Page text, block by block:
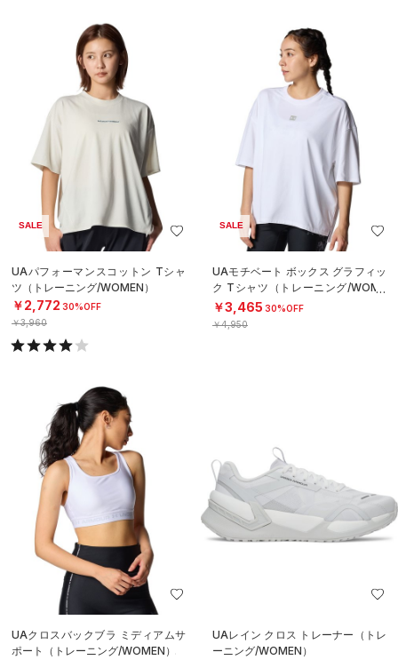
SALE
UAパフォーマンスコットン Tシャ
ツ（トレーニング/WOMEN）
￥2,772 30%OFF
￥3,960
SALE
UAモチベート ボックス グラフィッ
ク Tシャツ（トレーニング/WOME
N）
￥3,465 30%OFF
￥4,950
UAクロスバックブラ ミディアムサ
ポート（トレーニング/WOMEN）
UAレイン クロス トレーナー（トレ
ーニング/WOMEN）